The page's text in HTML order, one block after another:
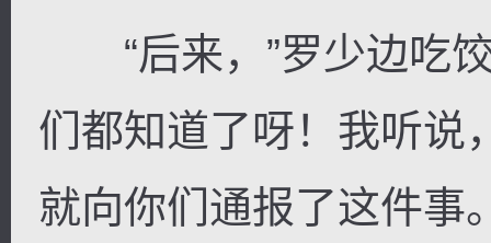
“后来，”罗少边吃饺
们都知道了呀！我听说
就向你们通报了这件事